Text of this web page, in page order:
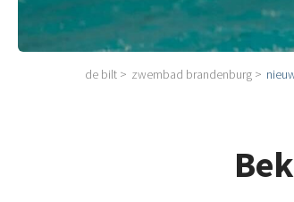
de bilt zwembad brandenburg